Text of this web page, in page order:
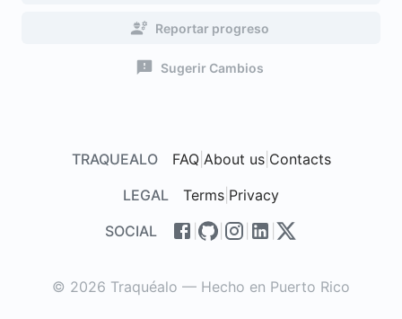
Reportar progreso
Sugerir Cambios
TRAQUEALO FAQ| About us| Contacts
LEGAL
Terms Privacy
SOCIAL
© 2026 Traquéalo — Hecho en Puerto Rico